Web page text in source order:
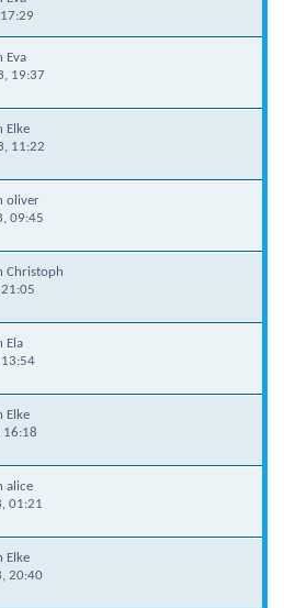
Eva
19:37
Elke
11:22
oliver
09:45
Christoph
Ela
Elke
16:18
alice
01:21
Elke
20:40